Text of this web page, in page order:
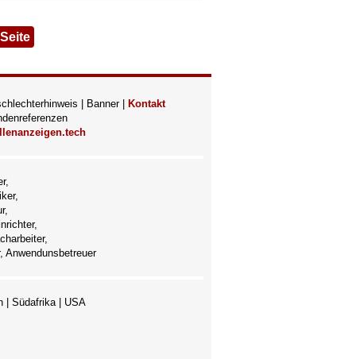
| Banner| Kontakt
Anwendunsbetreuer
| Südafrika | USA